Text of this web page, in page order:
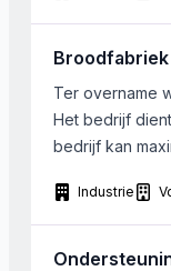
Broodfabriek
Ter overname
Het bedrijf
bedrijf kan
Industrie